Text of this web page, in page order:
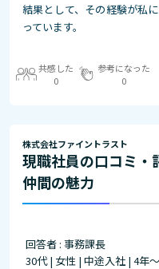
結果として、その経験が私
っています。
共感した
0
参考になった
0
株式会社ファイントラスト
現職社員の口コミ・
仲間の魅力
回答者 : 事務課長
30代 | 女性 | 中途入社 | 4年